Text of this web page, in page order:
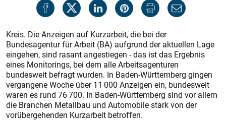
Kreis. Die Anzeigen auf Kurzarbeit, die bei der
Bundesagentur für Arbeit (BA) aufgrund der aktuellen Lage
eingehen, sind rasant angestiegen - das ist das Ergebnis
eines Monitorings, bei dem alle Arbeits­agenturen
bundesweit befragt wurden. In Baden-Württemberg gingen
vergangene Woche über 11 000 Anzeigen ein, bundesweit
waren es rund 76 700. In Baden-Württemberg sind vor allem
die Branchen Metallbau und Automobile stark von der
vorübergehenden Kurzarbeit betroffen.